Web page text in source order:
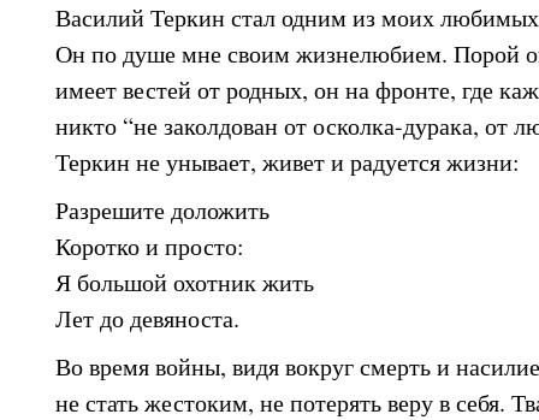
Василий Теркин стал одним из моих любимых
Он по душе мне своим жизнелюбием. Порой
имеет вестей от родных, он на фронте, где
никто “не заколдован от осколка-дурака, от
Теркин не унывает, живет и радуется жизни:
Разрешите доложить
Коротко и просто:
Я большой охотник жить
Лет до девяноста.
Во время войны, видя вокруг смерть и
не стать жестоким, не потерять веру в себя.